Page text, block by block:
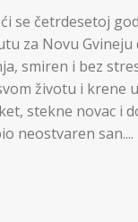
se četrdesetoj
za Novu
smiren i bez
životu i krene
stekne novac i
neostvaren san....